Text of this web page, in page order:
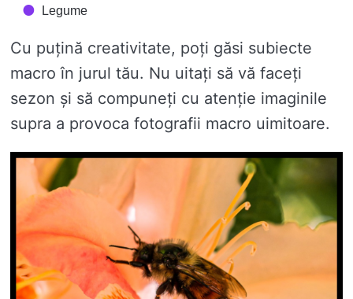
Legume
Cu puțină creativitate, poți găsi subiecte
macro în jurul tău. Nu uitați să vă faceți
sezon și să compuneți cu atenție imaginile
supra a provoca fotografii macro uimitoare.